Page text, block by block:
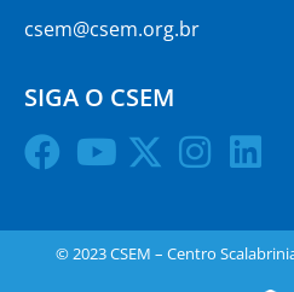
csem@csem.org.br
SIGA O CSEM
© 2023 CSEM – Centro